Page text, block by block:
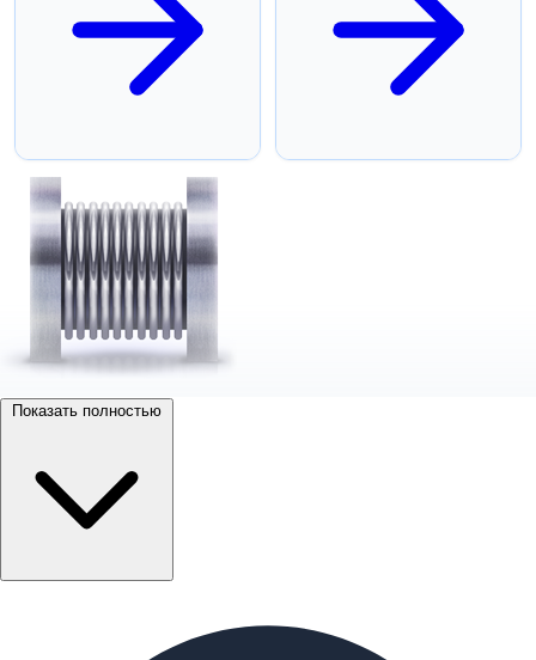
которые позволяют компенсировать все
происходящие в трубопроводе движения, связанные
с протеканием по нему жидких и газообразных сред.
деформаций и подавляет вибрации, которые влечет
Показать полностью